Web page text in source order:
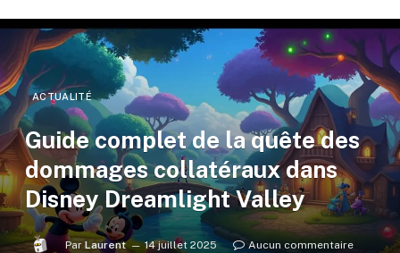
ACTUALITÉ
Guide complet de la quête des
dommages collatéraux dans
Disney Dreamlight Valley
Par Laurent 14 juillet 2025
Aucun commentaire